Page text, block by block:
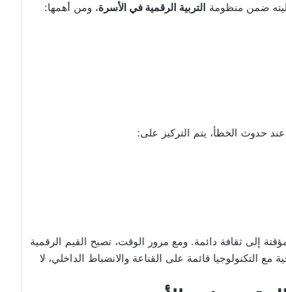
ضمن منظومة التربية الرقمية في الأسرة، ومن أهمها:
حدوث الخطأ، يتم التركيز على:
إلى ثقافة دائمة. ومع مرور الوقت، تصبح القيم الرقمية
التكنولوجيا قائمة على القناعة والانضباط الداخلي، لا